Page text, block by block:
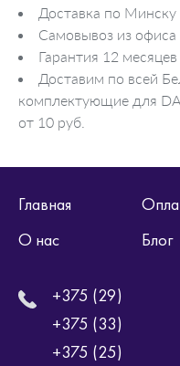
Доставка по Минску
Самовывоз из офиса
Гарантия 12 месяцев
Доставим по всей
комплектующие для
от 10 руб.
Главная
О нас
Блог
+375 (29)
+375 (33)
+375 (25)